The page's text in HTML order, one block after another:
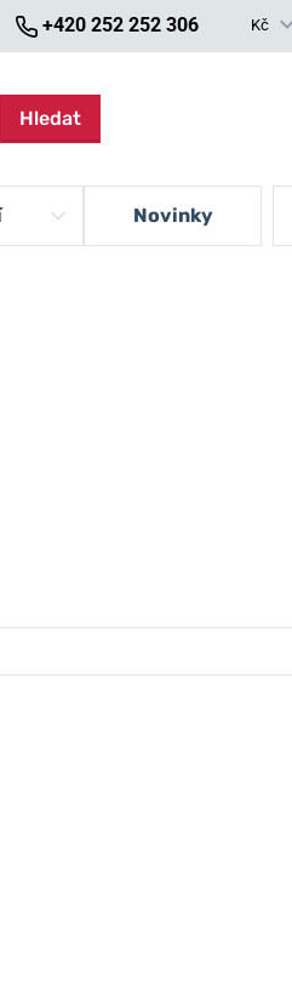
+420 252 252 306 Kč
Hledat
Novinky